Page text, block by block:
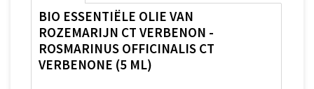
BIO ESSENTIËLE OLIE VAN
ROZEMARIJN CT VERBENON -
ROSMARINUS OFFICINALIS CT
VERBENONE (5 ML)